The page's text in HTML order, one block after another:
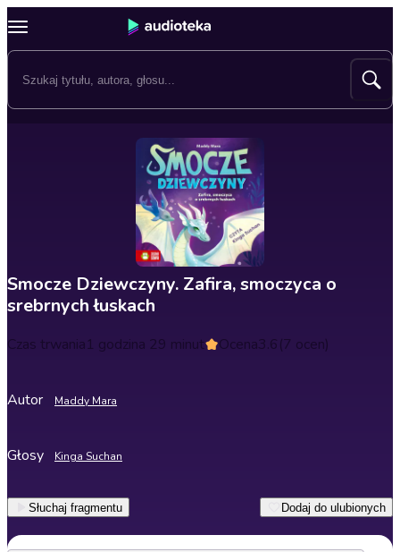
Smocze Dziewczyny. Zafira, smoczyca o
srebrnych łuskach
Czas trwania1 godzina 29 minut Ocena3.6(7 ocen)
Autor Maddy Mara
Głosy Kinga Suchan
Słuchaj fragmentu Dodaj do ulubionych